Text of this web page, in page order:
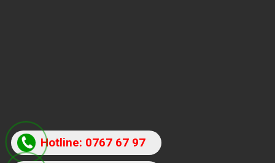
Hotline: 0767 67 97